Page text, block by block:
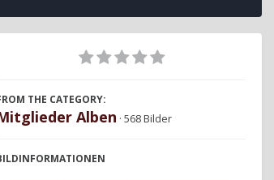
THE CATEGORY:
Alben · 568 Bilder